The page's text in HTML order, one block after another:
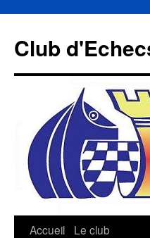
contenu
Club
Accueil
Le club